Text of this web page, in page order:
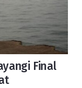
Final